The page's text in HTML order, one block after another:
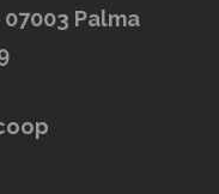
Palma